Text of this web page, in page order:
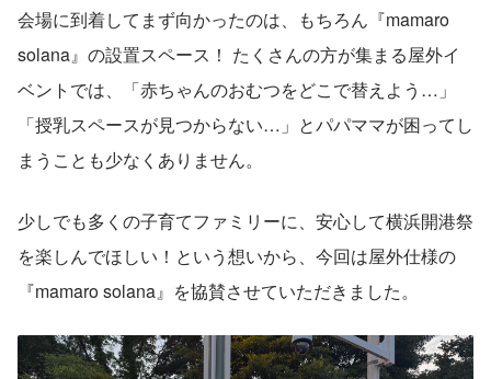
会場に到着してまず向かったのは、もちろん『mamaro
solana』の設置スペース！ たくさんの方が集まる屋外イ
ベントでは、「赤ちゃんのおむつをどこで替えよう…」
「授乳スペースが見つからない…」とパパママが困ってし
まうことも少なくありません。
少しでも多くの子育てファミリーに、安心して横浜開港祭
を楽しんでほしい！という想いから、今回は屋外仕様の
『mamaro solana』を協賛させていただきました。